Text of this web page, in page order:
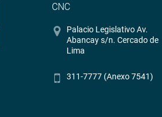
CNC
Palacio Legislativo Av.
Abancay s/n. Cercado de
Lima
311-7777 (Anexo 7541)